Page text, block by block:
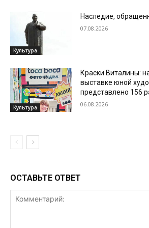
Культура
Наследие,
07.08.2026
Культура
Краски Виталины:
выставке юной
представлено 156
06.08.2026
ОСТАВЬТЕ ОТВЕТ